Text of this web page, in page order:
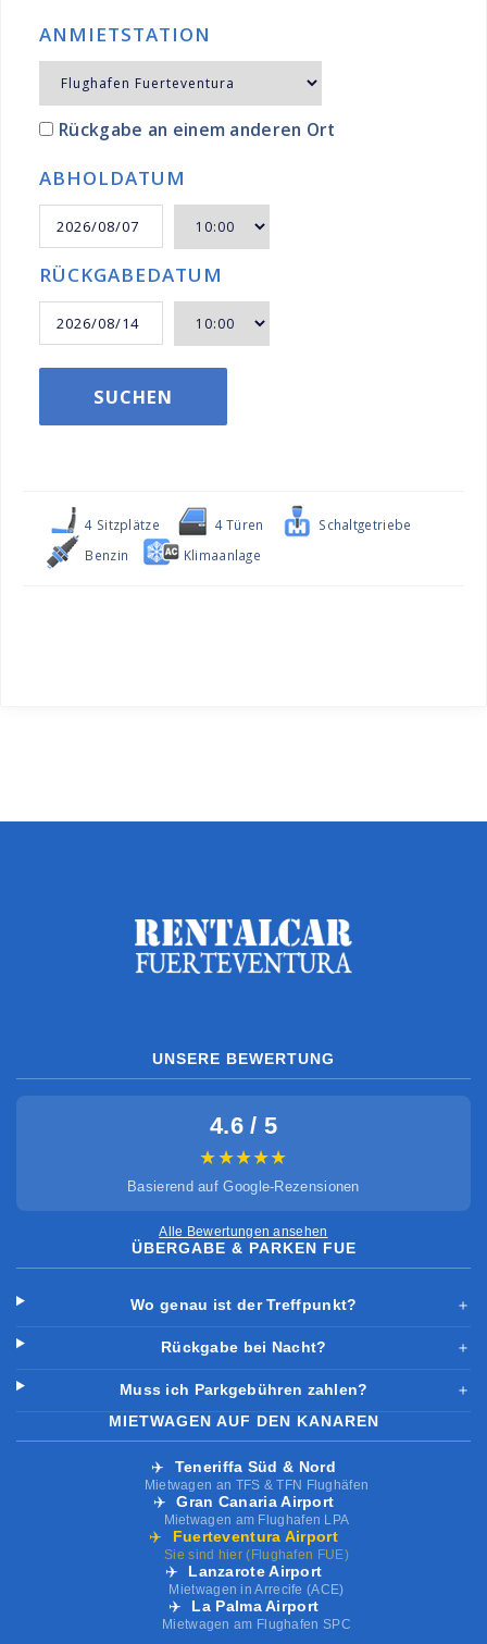
ANMIETSTATION
Rückgabe an einem anderen Ort
ABHOLDATUM
RÜCKGABEDATUM
SUCHEN
4 Sitzplätze 4 Türen
Schaltgetriebe
Benzin
Klimaanlage
UNSERE BEWERTUNG
4.6 / 5
★★★★★
Basierend auf Google-Rezensionen
Alle Bewertungen ansehen
ÜBERGABE & PARKEN FUE
Wo genau ist der Treffpunkt? ＋
Rückgabe bei Nacht? ＋
Muss ich Parkgebühren zahlen?
＋
MIETWAGEN AUF DEN KANAREN
✈️ Teneriffa Süd & Nord
Mietwagen an TFS & TFN Flughäfen
✈️ Gran Canaria Airport
Mietwagen am Flughafen LPA
✈️ Fuerteventura Airport
Sie sind hier (Flughafen FUE)
✈️ Lanzarote Airport
Mietwagen in Arrecife (ACE)
✈️ La Palma Airport
Mietwagen am Flughafen SPC